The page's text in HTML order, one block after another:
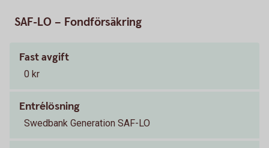
SAF-LO – Fondförsäkring
Fast avgift
0 kr
Entrélösning
Swedbank Generation SAF-LO